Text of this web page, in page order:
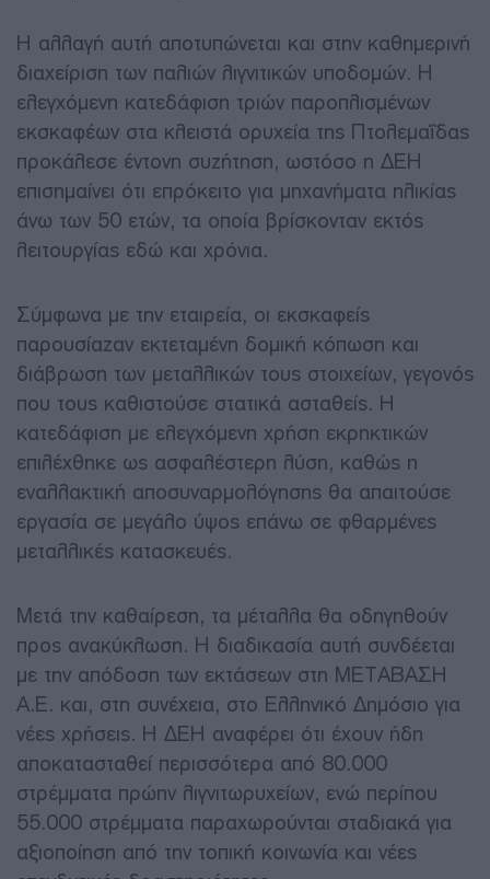
Η αλλαγή αυτή αποτυπώνεται και στην καθημερινή
διαχείριση των παλιών λιγνιτικών υποδομών. Η
ελεγχόμενη κατεδάφιση τριών παροπλισμένων
εκσκαφέων στα κλειστά ορυχεία της Πτολεμαΐδας
προκάλεσε έντονη συζήτηση, ωστόσο η ΔΕΗ
επισημαίνει ότι επρόκειτο για μηχανήματα ηλικίας
άνω των 50 ετών, τα οποία βρίσκονταν εκτός
λειτουργίας εδώ και χρόνια.
Σύμφωνα με την εταιρεία, οι εκσκαφείς
παρουσίαζαν εκτεταμένη δομική κόπωση και
διάβρωση των μεταλλικών τους στοιχείων, γεγονός
που τους καθιστούσε στατικά ασταθείς. Η
κατεδάφιση με ελεγχόμενη χρήση εκρηκτικών
επιλέχθηκε ως ασφαλέστερη λύση, καθώς η
εναλλακτική αποσυναρμολόγησης θα απαιτούσε
εργασία σε μεγάλο ύψος επάνω σε φθαρμένες
μεταλλικές κατασκευές.
Μετά την καθαίρεση, τα μέταλλα θα οδηγηθούν
προς ανακύκλωση. Η διαδικασία αυτή συνδέεται
με την απόδοση των εκτάσεων στη ΜΕΤΑΒΑΣΗ
Α.Ε. και, στη συνέχεια, στο Ελληνικό Δημόσιο για
νέες χρήσεις. Η ΔΕΗ αναφέρει ότι έχουν ήδη
αποκατασταθεί περισσότερα από 80.000
στρέμματα πρώην λιγνιτωρυχείων, ενώ περίπου
55.000 στρέμματα παραχωρούνται σταδιακά για
αξιοποίηση από την τοπική κοινωνία και νέες